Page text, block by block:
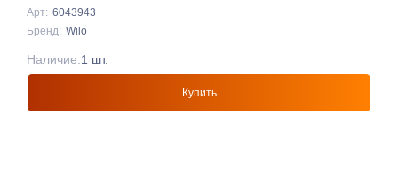
Арт: 6043943
Бренд: Wilo
Купить
Наличие:1 шт.